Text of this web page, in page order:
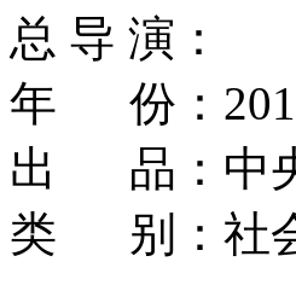
总 导 演：
年 份：
出 品：中
类 别：社